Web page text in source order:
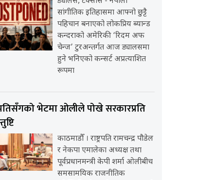
सांगीतिक इतिहासमा आफ्नो छुट्टै
पहिचान बनाएको लोकप्रिय ब्यान्ड
कन्दराको अमेरिकी ‘रिदम अफ
चेन्ज’ टुरअन्तर्गत आज ड्यालसमा
हुने भनिएको कन्सर्ट अप्रत्याशित
रूपमा
भेटमा ओलीले पोखे सरकारप्रति
काठमाडौँ । राष्ट्रपति रामचन्द्र पौडेल
र नेकपा एमालेका अध्यक्ष तथा
पूर्वप्रधानमन्त्री केपी शर्मा ओलीबीच
समसामयिक राजनीतिक